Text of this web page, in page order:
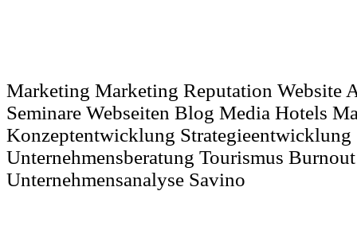
Marketing Marketing Reputation Website
Seminare Webseiten Blog Media Hotels
Konzeptentwicklung Strategieentwicklung
Unternehmensberatung Tourismus
Unternehmensanalyse Savino